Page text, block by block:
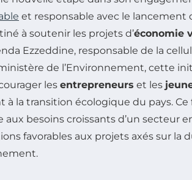
et responsable avec le lancement
à soutenir les projets d’économie
Ezzeddine, responsable de la
de l’Environnement, cette
les entrepreneurs et les
à la transition écologique du pays.
besoins croissants d’un secteur
favorables aux projets axés sur la